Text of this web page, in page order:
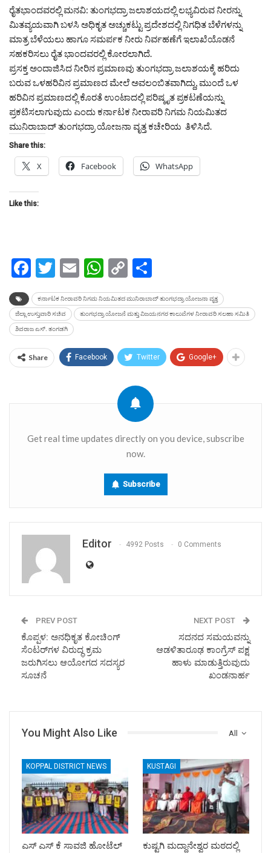
ರೈತಭಾಂದವರಲ್ಲಿ ಮನವಿ: ತುಂಗಭದ್ರಾ ಜಲಾಶಯದಲ್ಲಿ ಲಭ್ಯವಿರುವ ನೀರನ್ನು
ಮಿತವ್ಯಯವಾಗಿ ಬಳಸಿ ಅಧಿಕೃತ ಅಚ್ಚುಕಟ್ಟು ಪ್ರದೇಶದಲ್ಲಿ ನಿಗಧಿತ ಬೆಳೆಗಳನ್ನು
ಮಾತ್ರ ಬೆಳೆಯಲು ಹಾಗೂ ಸಮರ್ಪಕ ನೀರು ನಿರ್ವಹಣೆಗೆ ಇಲಾಖೆಯೊಡನೆ
ಸಹಕರಿಸಲು ರೈತ ಭಾಂದವರಲ್ಲಿ ಕೋರಲಾಗಿದೆ.
ಪ್ರಸಕ್ತ ಅಂದಾಜಿಸಿದ ನೀರಿನ ಪ್ರಮಾಣವು ತುಂಗಭದ್ರಾ ಜಲಾಶಯಕ್ಕೆ ಹರಿದು
ಬರುವ ಒಳಹರಿವಿನ ಪ್ರಮಾಣದ ಮೇಲೆ ಅವಲಂಬಿತವಾಗಿದ್ದು, ಮುಂದೆ ಒಳ
ಹರಿವಿನ ಪ್ರಮಾಣದಲ್ಲಿ ಕೊರತೆ ಉಂಟಾದಲ್ಲಿ ಪರಿಷ್ಕೃತ ಪ್ರಕಟಣೆಯನ್ನು
ಪ್ರಕಟಿಸಲಾಗುವುದು ಎಂದು ಕರ್ನಾಟಕ ನೀರಾವರಿ ನಿಗಮ ನಿಯಮಿತದ
ಮುನಿರಾಬಾದ್ ತುಂಗಭದ್ರಾ ಯೋಜನಾ ವೃತ್ತ ಕಚೇರಿಯ ತಿಳಿಸಿದೆ.
Share this:
X Facebook WhatsApp
Like this:
Facebook
Twitter
EmailWhatsApp
Copy
Link
ಕರ್ನಾಟಕ ನೀರಾವರಿ ನಿಗಮ ನಿಯಮಿತದ ಮುನಿರಾಬಾದ್ ತುಂಗಭದ್ರಾ ಯೋಜನಾ ವೃತ್ತ
ಜಿಲ್ಲಾ ಉಸ್ತುವಾರಿ ಸಚಿವ ತುಂಗಭದ್ರಾ ಯೋಜನೆ ಮತ್ತು ವಿಜಯನಗರ ಕಾಲುವೆಗಳ ನೀರಾವರಿ ಸಲಹಾ ಸಮಿತಿ
ಶಿವರಾಜ ಎಸ್. ತಂಗಡಗಿ
Share Facebook Twitter Google+
Get real time updates directly on you device, subscribe
now.
Subscribe
Editor 4992 Posts 0 Comments
PREV POST
ಕೊಪ್ಪಳ: ಅನಧಿಕೃತ ಕೋಚಿಂಗ್
ಸೆಂಟರ್‌ಗಳ ವಿರುದ್ಧ ಕ್ರಮ
ಜರುಗಿಸಲು ಆಯೋಗದ ಸದಸ್ಯರ
ಸೂಚನೆ
NEXT POST
ಸದನದ ಸಮಯವನ್ನು
ಆಡಳಿತಾರೂಢ ಕಾಂಗ್ರೆಸ್ ಪಕ್ಷ
ಹಾಳು ಮಾಡುತ್ತಿರುವುದು
ಖಂಡನಾರ್ಹ
All
You Might Also Like
KOPPAL DISTRICT NEWS
ಎಸ್ ಎಸ್ ಕೆ ಸಾವಜಿ ಹೋಟೆಲ್
KUSTAGI
ಕುಷ್ಟಗಿ ಮದ್ದಾನೇಶ್ವರ ಮಠದಲ್ಲಿ